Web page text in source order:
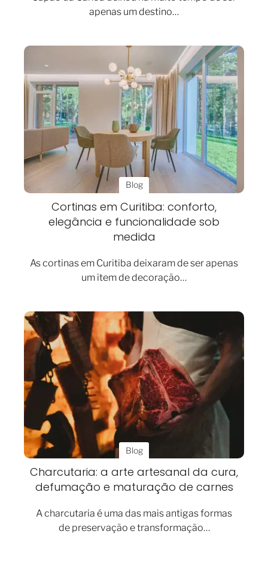
apenas um destino…
Blog
Cortinas em Curitiba: conforto,
elegância e funcionalidade sob
medida
As cortinas em Curitiba deixaram de ser apenas
um item de decoração…
Blog
Charcutaria: a arte artesanal da cura,
defumação e maturação de carnes
A charcutaria é uma das mais antigas formas
de preservação e transformação…